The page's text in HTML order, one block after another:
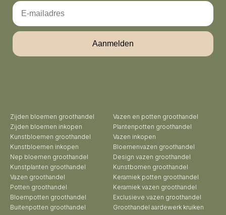
Email
Aanmelden
Zijden bloemen groothandel
Zijden bloemen inkopen
Kunstbloemen groothandel
Kunstbloemen inkopen
Nep bloemen groothandel
Kunstplanten groothandel
Vazen groothandel
Potten groothandel
Bloempotten groothandel
Buitenpotten groothandel
Vazen en potten groothandel
Plantenpotten groothandel
Vazen inkopen
Bloemenvazen groothandel
Design vazen groothandel
Kunstbomen groothandel
Keramiek potten groothandel
Keramiek vazen groothandel
Exclusieve vazen groothandel
Groothandel aardewerk kruiken